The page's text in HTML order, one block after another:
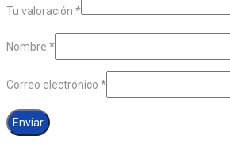
Tu valoración *
Nombre *
Correo electrónico *